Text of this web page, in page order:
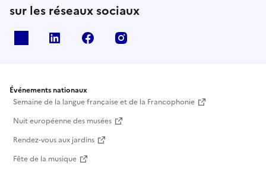
sur les réseaux sociaux
Linkedin Facebook
Événements nationaux
Semaine de la langue française et de la Francophonie
Nuit européenne des musées
Rendez-vous aux jardins
Fête de la musique